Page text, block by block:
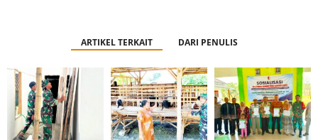
ARTIKEL TERKAIT DARI PENULIS